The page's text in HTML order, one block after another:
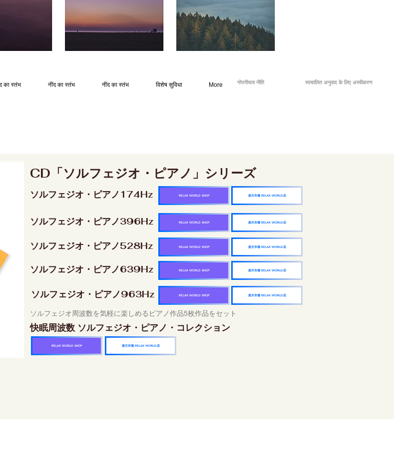
का स्तंभ नींद का स्तंभ नींद का स्तंभ विशेष सुविधा More गोपनीयता नीति स्वचालित अनुवाद के लिए अस्वीकरण
CD「ソルフェジオ・ピアノ」シリーズ
ソルフェジオ・ピアノ174Hz 楽天市場 RELAX WORLD店
RELAX WORLD SHOP
ソルフェジオ・ピアノ396Hz 楽天市場 RELAX WORLD店
RELAX WORLD SHOP
ソルフェジオ・ピアノ528Hz 楽天市場 RELAX WORLD店
RELAX WORLD SHOP
ソルフェジオ・ピアノ639Hz 楽天市場 RELAX WORLD店
RELAX WORLD SHOP
ソルフェジオ・ピアノ963Hz 楽天市場 RELAX WORLD店
RELAX WORLD SHOP
ソルフェジオ周波数を気軽に楽しめるピアノ作品5枚作品をセット
快眠周波数 ソルフェジオ・ピアノ・コレクション
RELAX WORLD SHOP 楽天市場 RELAX WORLD店